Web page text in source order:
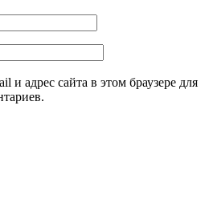
и адрес сайта в этом браузере для